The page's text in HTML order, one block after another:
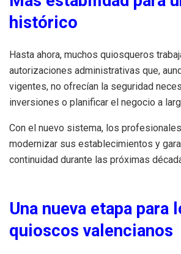
histórico
Hasta ahora, muchos quiosqueros
autorizaciones administrativas que,
vigentes, no ofrecían la seguridad
inversiones o planificar el negocio a
Con el nuevo sistema, los
modernizar sus establecimientos y
continuidad durante las próximas
Una nueva etapa para
quioscos valencianos